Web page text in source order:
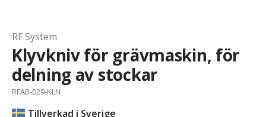
RF System
Klyvkniv för grävmaskin, för
delning av stockar
RFAB-029-KLN
Tillverkad i Sverige